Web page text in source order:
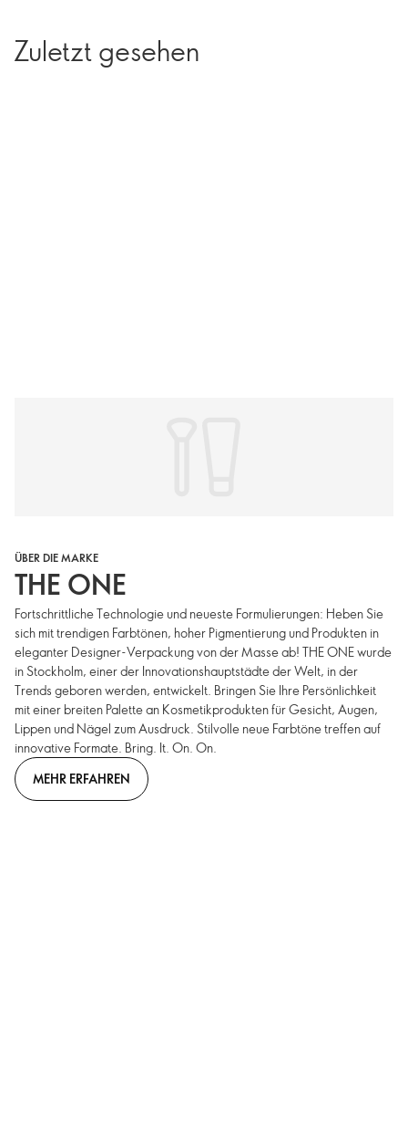
Zuletzt gesehen
ÜBER DIE MARKE
THE ONE
Fortschrittliche Technologie und neueste Formulierungen: Heben Sie
sich mit trendigen Farbtönen, hoher Pigmentierung und Produkten in
eleganter Designer-Verpackung von der Masse ab! THE ONE wurde
in Stockholm, einer der Innovationshauptstädte der Welt, in der
Trends geboren werden, entwickelt. Bringen Sie Ihre Persönlichkeit
mit einer breiten Palette an Kosmetikprodukten für Gesicht, Augen,
Lippen und Nägel zum Ausdruck. Stilvolle neue Farbtöne treffen auf
innovative Formate. Bring. It. On. On.
MEHR ERFAHREN